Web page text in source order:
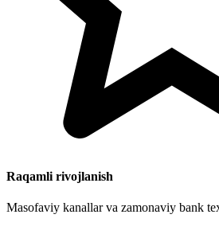
Raqamli rivojlanish
Masofaviy kanallar va zamonaviy bank